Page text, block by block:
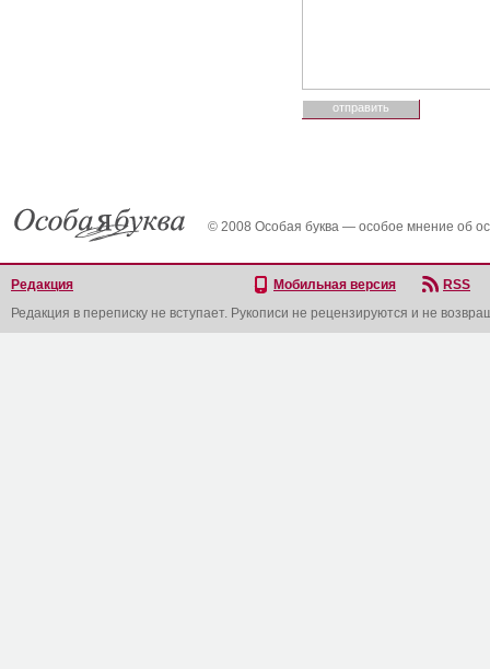
© 2008 Особая буква — особое мнение об
Редакция Мобильная версия
RSS
Редакция в переписку не вступает. Рукописи не рецензируются и не